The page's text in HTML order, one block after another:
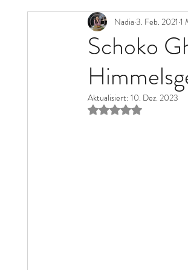
Kekse & Plätzchen Kuchen
Snacks Vegan
Vegetarisch
Schoko
Nadia 3. Feb. 2021 1
Aktualisiert: 10. Dez. 2023
Mit NaN von 5